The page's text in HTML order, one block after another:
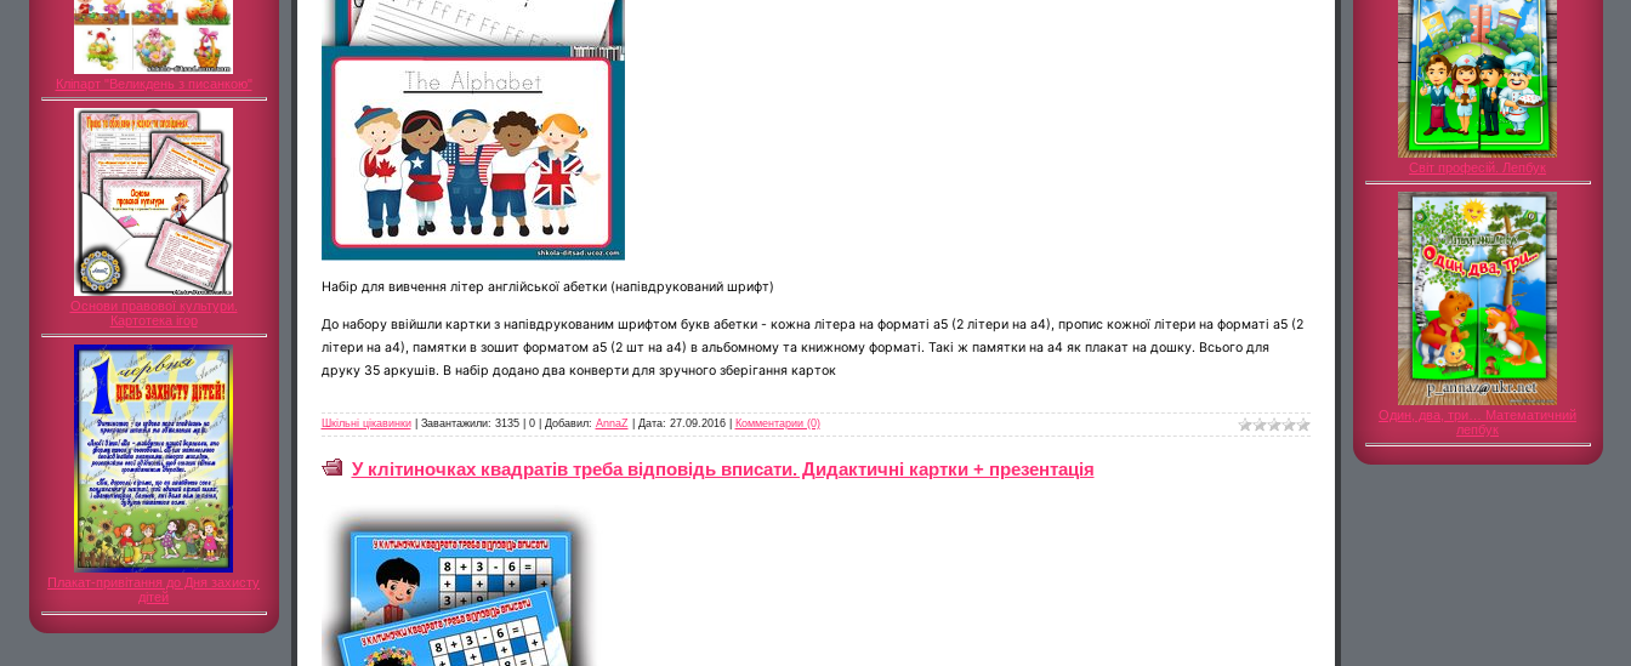
Кліпарт "Великдень з писанкою"
Основи правової культури.
Картотека ігор
Плакат-привітання до Дня захисту
дітей
Набір для вивчення літер англійської абетки (напівдрукований шрифт)
До набору ввійшли картки з напівдрукованим шрифтом букв абетки - кожна літера на форматі а5 (2 літери на а4), пропис кожної літери на форматі а5 (2
літери на а4), памятки в зошит форматом а5 (2 шт на а4) в альбомному та книжному форматі. Такі ж памятки на а4 як плакат на дошку. Всього для
друку 35 аркушів. В набір додано два конверти для зручного зберігання карток
Шкільні цікавинки| Завантажили: 3135| 0| Добавил: AnnaZ Дата: 27.09.2016 Комментарии (0)
У клітиночках квадратів треба відповідь вписати. Дидактичні картки + презентація
Світ професій. Лепбук
Один, два, три… Математичний
лепбук